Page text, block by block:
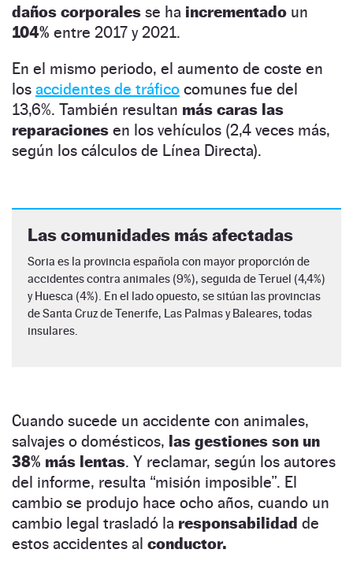
daños corporales se ha incrementado un
104% entre 2017 y 2021.
En el mismo periodo, el aumento de coste en
los accidentes de tráfico comunes fue del
13,6%. También resultan más caras las
reparaciones en los vehículos (2,4 veces más,
según los cálculos de Línea Directa).
Las comunidades más afectadas
Soria es la provincia española con mayor proporción de
accidentes contra animales (9%), seguida de Teruel (4,4%)
y Huesca (4%). En el lado opuesto, se sitúan las provincias
de Santa Cruz de Tenerife, Las Palmas y Baleares, todas
insulares.
Cuando sucede un accidente con animales,
salvajes o domésticos, las gestiones son un
38% más lentas. Y reclamar, según los autores
del informe, resulta “misión imposible”. El
cambio se produjo hace ocho años, cuando un
cambio legal trasladó la responsabilidad de
estos accidentes al conductor.